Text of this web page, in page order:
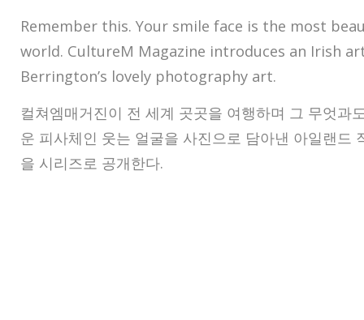
Remember this. Your smile face is the most
world. CultureM Magazine introduces an Irish
Berrington’s lovely photography art.
컬쳐엠매거진이 전 세계 곳곳을 여행하며 그 무엇과
운 피사체인 웃는 얼굴을 사진으로 담아낸 아일랜드
을 시리즈로 공개한다.